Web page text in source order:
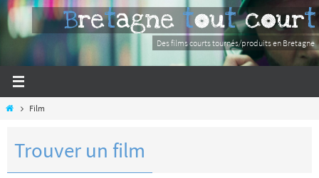
Passer
vers
Bretagne tout court
Des films courts tournés/produits en Bretagne
HomeFilm
Trouver un film